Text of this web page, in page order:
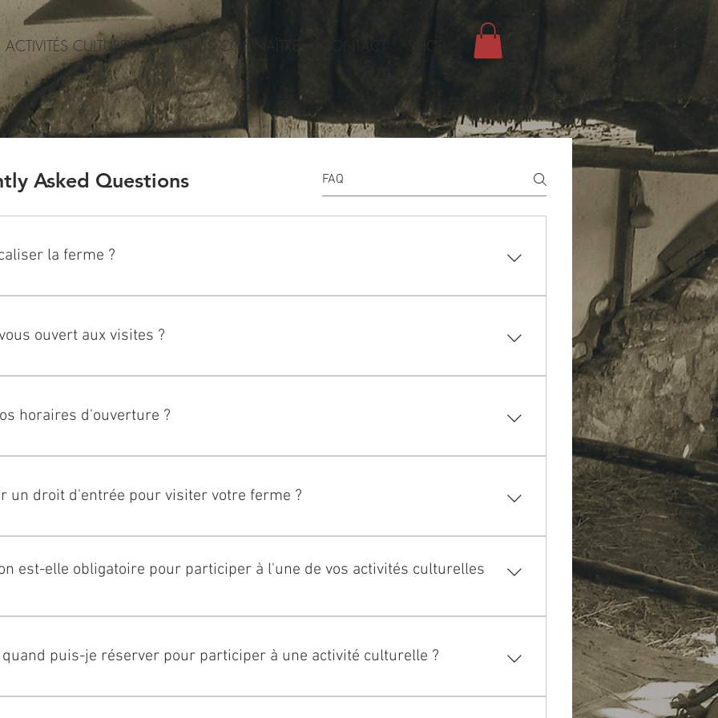
ACTIVITÉS CULTURELLES NOUS CONNAÎTRE
Asked Questions
la ferme ?
plus simple façon de localiser notre ferme est de taper "Cretan Olive Oil Farm" sur
ouvert aux visites ?
aux visites à partir du 1er avril et fermons généralement le 31 octobre. Pour plus
horaires d'ouverture ?
à jour nos heures d'ouverture pendant la saison estivale à la fois sur notre site
un droit d'entrée pour visiter votre ferme ?
espaces presse/musée à huile d'olive nécessite un petit droit d'entrée. Si vous cherchez
nos produits, notre salle de dégustation dispose d'une entrée gratuite avec
est-elle obligatoire pour participer à l'une de vos activités culturelles
limité, il serait donc préférable de ne pas attendre le dernier moment. Les visites
pas de réservation. Réservez vos places ici :
quand puis-je réserver pour participer à une activité culturelle ?
d'organisation, vous pouvez réserver en ligne au maximum 30 jours avant tout événement.